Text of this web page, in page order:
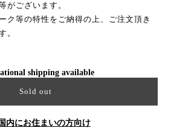
がございます。
ク等の特性をご納得の上、ご注文頂き
。
shipping available
Sold out
内にお住まいの方向け